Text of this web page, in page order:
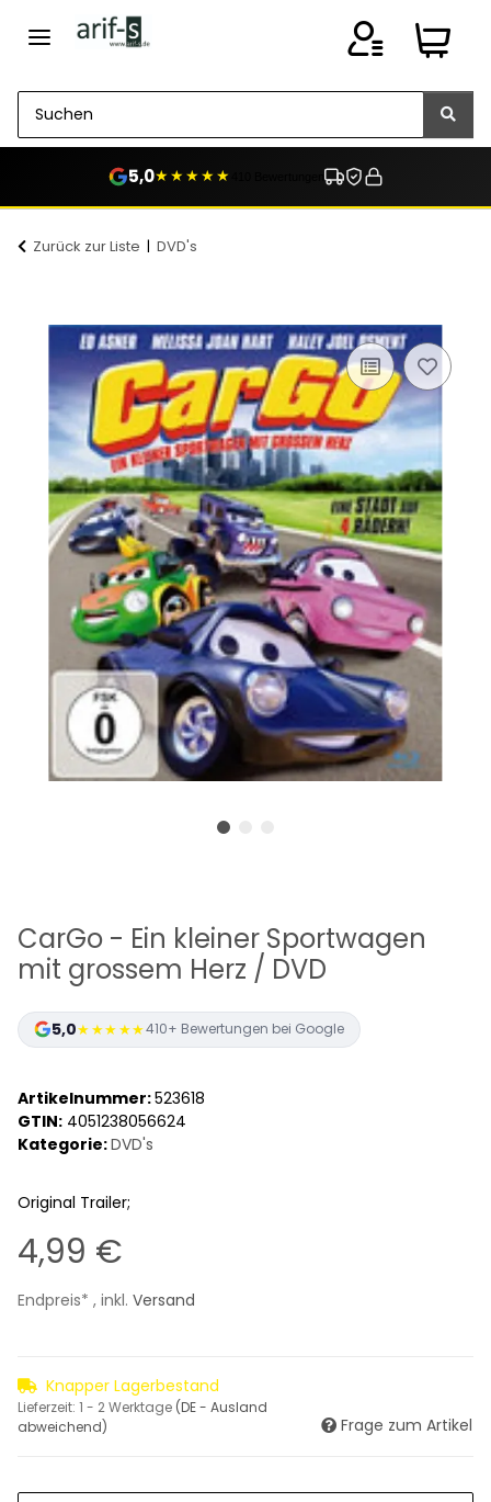
5,0★★★★★
Zurück zur Liste DVD's
CarGo - Ein kleiner Sportwagen
mit grossem Herz / DVD
5,0★★★★★410+ Bewertungen bei Google
Artikelnummer:523618
GTIN: 4051238056624
Kategorie:DVD's
Original Trailer;
4,99 €
Endpreis* , inkl. Versand
Knapper Lagerbestand
Lieferzeit: 1 - 2 Werktage (DE - Ausland
abweichend)
Frage zum Artikel